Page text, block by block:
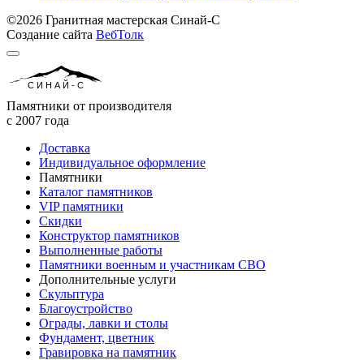
©2026 Гранитная мастерская Синай-С
Создание сайта ВебТолк
СИНАЙ-С
Памятники от производителя
с 2007 года
Доставка
Индивидуальное оформление
Памятники
Каталог памятников
VIP памятники
Скидки
Конструктор памятников
Выполненные работы
Памятники военным и участникам СВО
Дополнительные услуги
Скульптура
Благоустройство
Ограды, лавки и столы
Фундамент, цветник
Гравировка на памятник